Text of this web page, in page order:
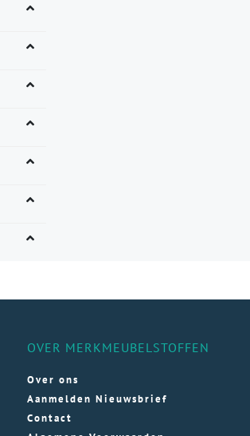
OVER MERKMEUBELSTOFFEN
Over ons
Aanmelden Nieuwsbrief
Contact